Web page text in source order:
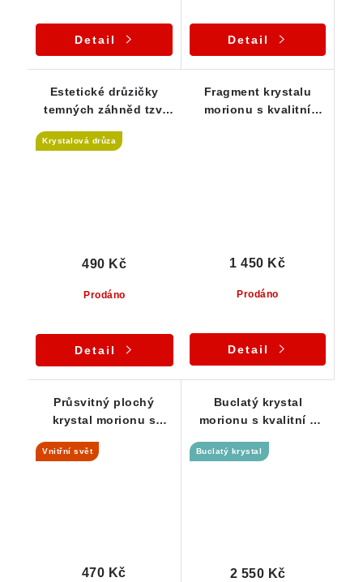
Detail Detail
Estetické drůzičky
temných záhněd tzv.
Krystalová drůza
Prodáno
490 Kč
Detail
Fragment krystalu
morionu s kvalitní
Prodáno
1 450 Kč
Detail
Průsvitný plochý
krystal morionu s
Vnitřní svět
470 Kč
Buclatý krystal
morionu s kvalitní a
Buclatý krystal
2 550 Kč